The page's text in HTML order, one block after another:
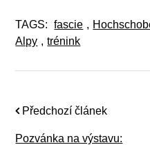
TAGS: fascie ,
Alpy , trénink
Předchozí článek
Pozvánka na výstavu: